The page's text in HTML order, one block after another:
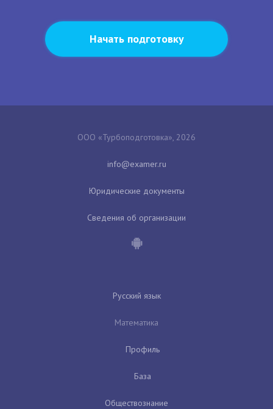
Начать подготовку
ООО «Турбоподготовка», 2026
Юридические документы
Сведения об организации
Русский язык
Математика
Профиль
База
Обществознание